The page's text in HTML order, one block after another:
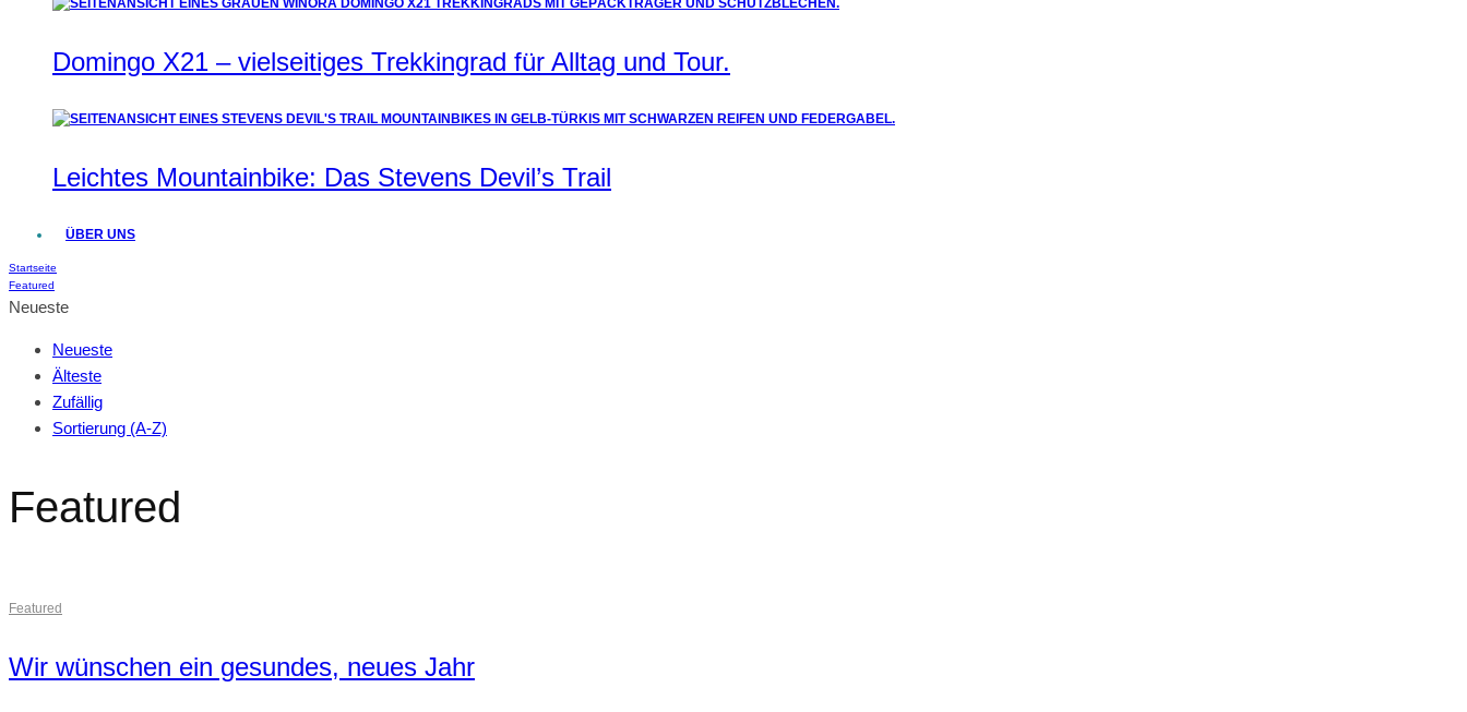
Domingo X21 – vielseitiges Trekkingrad für Alltag und Tour.
Leichtes Mountainbike: Das Stevens Devil’s Trail
ÜBER UNS
Startseite
Featured
Neueste
Neueste
Älteste
Zufällig
Sortierung (A-Z)
Featured
Featured
Wir wünschen ein gesundes, neues Jahr